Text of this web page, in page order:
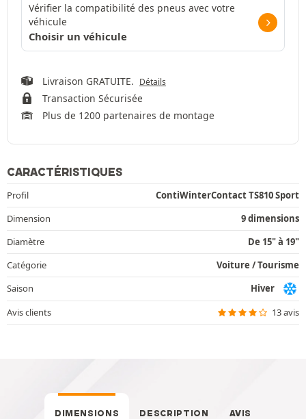
Vérifier la compatibilité des pneus avec votre
véhicule
Choisir un véhicule
Livraison GRATUITE. Détails
Transaction Sécurisée
Plus de 1200 partenaires de montage
CARACTÉRISTIQUES
Profil
ContiWinterContact TS810 Sport
Dimension
9 dimensions
Diamètre
De 15" à 19"
Catégorie
Voiture / Tourisme
Saison
Hiver
Avis clients
13 avis
DIMENSIONS DESCRIPTION AVIS